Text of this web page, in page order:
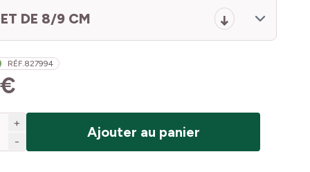
DE 8/9 CM
RÉF.827994
+
-
Ajouter au panier